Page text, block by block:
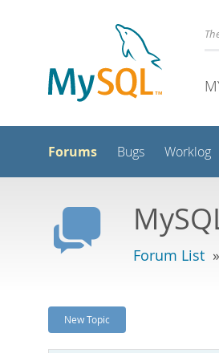
Forums Bugs Worklog
Forum List »
New Topic